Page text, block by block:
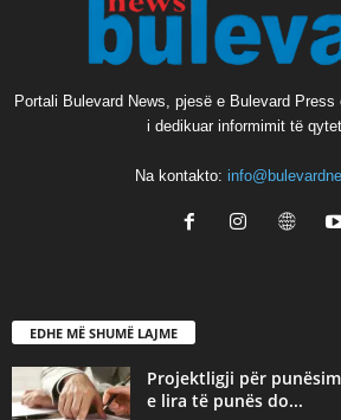
Portali Bulevard News, pjesë e Bulevard
i dedikuar informimit të
Na kontakto:
EDHE MË SHUMË LAJME
Projektligji për
e lira të punës do...